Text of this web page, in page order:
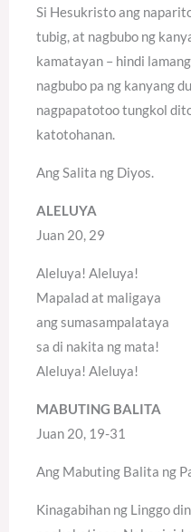
Si Hesukristo ang
tubig, at nagbubo ng
kamatayan – hindi
nagbubo pa ng kanyang
nagpapatotoo tungkol
katotohanan.
Ang Salita ng Diyos.
ALELUYA
Juan 20, 29
Aleluya! Aleluya!
Mapalad at maligaya
ang sumasampalataya
sa di nakita ng mata!
Aleluya! Aleluya!
MABUTING BALITA
Juan 20, 19-31
Ang Mabuting Balita ng
Kinagabihan ng Linggo